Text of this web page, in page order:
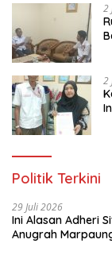
2
2
Politik Terkini
29 Juli 2026
Ini Alasan Adheri
Anugrah